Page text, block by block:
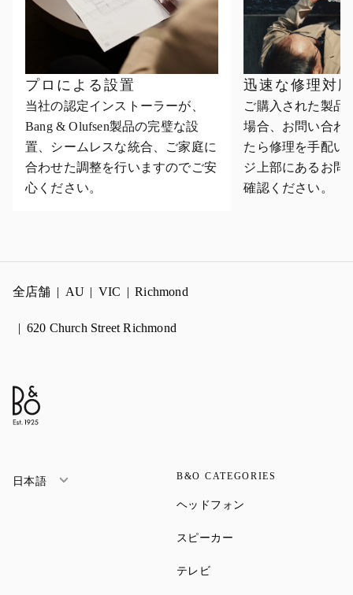
プロによる設置
当社の認定インストーラーが、
Bang & Olufsen製品の完璧な設
置、シームレスな統合、ご家庭に
合わせた調整を行いますのでご安
心ください。
迅速な修理対
ご購入された製品
場合、お問い合わ
たら修理を手配い
ジ上部にあるお問
確認ください。
全店舗 AU VIC Richmond
620 Church Street Richmond
日本語 B&O CATEGORIES
ヘッドフォン
スピーカー
テレビLink Opens in New Tab